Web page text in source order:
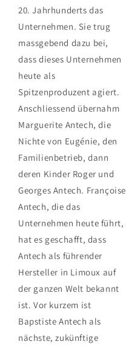
20. Jahrhunderts das
Unternehmen. Sie trug
massgebend dazu bei,
dass dieses Unternehmen
heute als
Spitzenproduzent agiert.
Anschliessend übernahm
Marguerite Antech, die
Nichte von Eugénie, den
Familienbetrieb, dann
deren Kinder Roger und
Georges Antech. Françoise
Antech, die das
Unternehmen heute führt,
hat es geschafft, dass
Antech als führender
Hersteller in Limoux auf
der ganzen Welt bekannt
ist. Vor kurzem ist
Bapstiste Antech als
nächste, zukünftige